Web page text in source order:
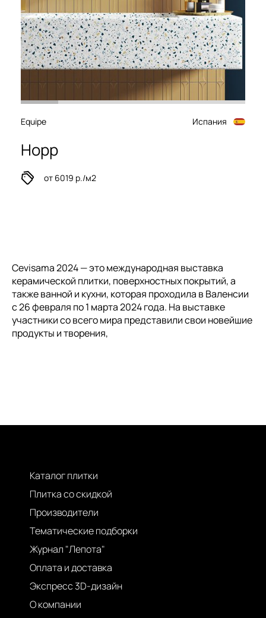
Equipe Испания
Hopp
от 6019 р./м2
Cevisama 2024 — это международная выставка
керамической плитки, поверхностных покрытий, а
также ванной и кухни, которая проходила в Валенсии
с 26 февраля по 1 марта 2024 года. На выставке
участники со всего мира представили свои новейшие
продукты и творения,
Каталог плитки
Плитка со скидкой
Производители
Тематические подборки
Журнал "Лепота"
Оплата и доставка
Экспресс 3D-дизайн
О компании